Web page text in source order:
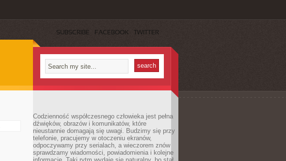
SUBSCRIBE FACEBOOK TWITTER
Codzienność współczesnego człowieka jest pełna
dźwięków, obrazów i komunikatów, które
nieustannie domagają się uwagi. Budzimy się przy
telefonie, pracujemy w otoczeniu ekranów,
odpoczywamy przy serialach, a wieczorem znów
sprawdzamy wiadomości, powiadomienia i kolejne